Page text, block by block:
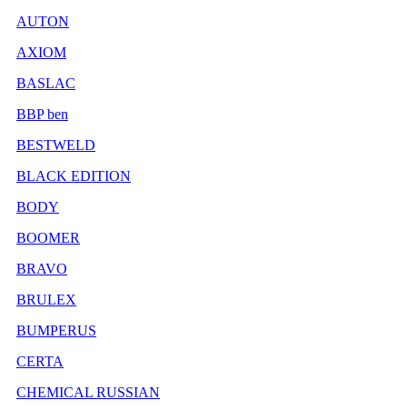
AUTON
AXIOM
BASLAC
BBP ben
BESTWELD
BLACK EDITION
BODY
BOOMER
BRAVO
BRULEX
BUMPERUS
CERTA
CHEMICAL RUSSIAN